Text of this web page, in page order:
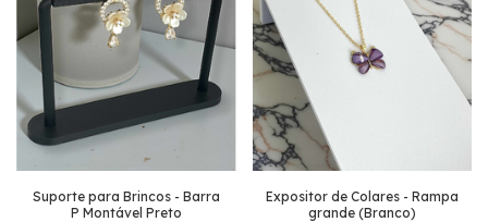
Suporte para Brincos - Barra
P Montável Preto
Expositor de Colares - Rampa
grande (Branco)